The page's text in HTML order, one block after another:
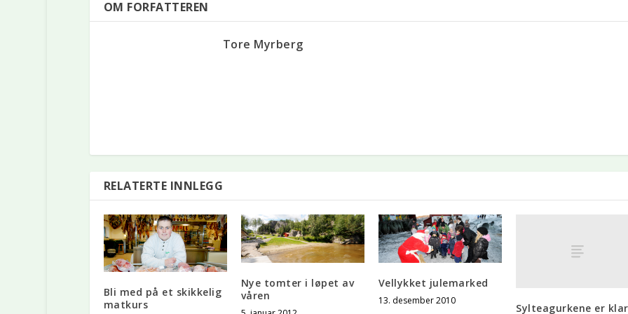
OM FORFATTEREN
Tore Myrberg
RELATERTE INNLEGG
Bli med på et skikkelig
matkurs
Nye tomter i løpet av
våren
Vellykket julemarked
13. desember 2010
Sylteagurkene er